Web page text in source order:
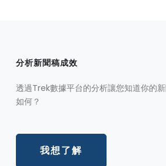
分析新聞稿成效
透過Trek數據平台的分析讓您知道你的
如何？
我想了解